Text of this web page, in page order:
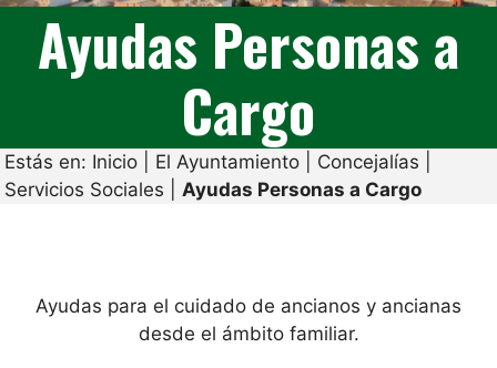
Ayudas Personas a
Cargo
Estás en: Inicio El Ayuntamiento Concejalías
Servicios Sociales
Ayudas Personas a Cargo
Ayudas para el cuidado de ancianos y ancianas
desde el ámbito familiar.